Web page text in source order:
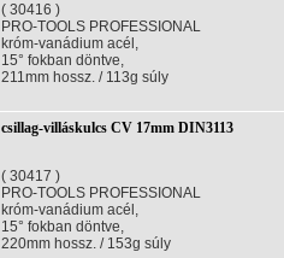
( 30416 )
PRO-TOOLS PROFESSIONAL
króm-vanádium acél,
15° fokban döntve,
211mm hossz. / 113g súly
csillag-villáskulcs CV 17mm DIN3113
( 30417 )
PRO-TOOLS PROFESSIONAL
króm-vanádium acél,
15° fokban döntve,
220mm hossz. / 153g súly